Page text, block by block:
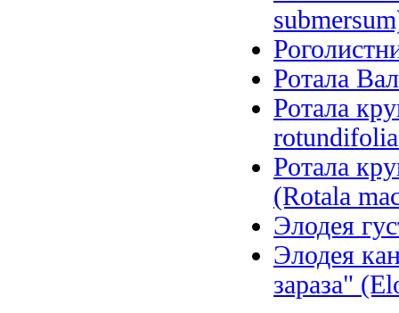
Ротала
Ротала
Ротала
(Rotala
Элодея
Элодея
зараза"